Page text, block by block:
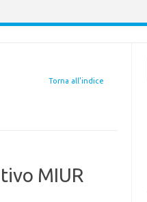
Torna all'indice
MIUR